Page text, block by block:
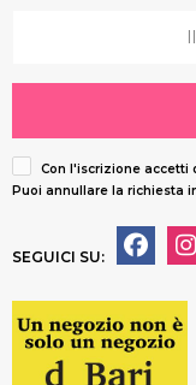
Con l'iscrizione accetti
Puoi annullare la richiesta
SEGUICI SU: